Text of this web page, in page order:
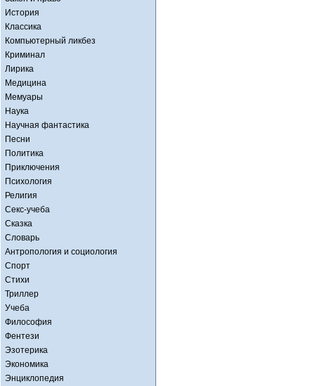
История
Классика
Компьютерный ликбез
Криминал
Лирика
Медицина
Мемуары
Наука
Научная фантастика
Песни
Политика
Приключения
Психология
Религия
Секс-учеба
Сказка
Словарь
Антропология и социология
Спорт
Стихи
Триллер
Учеба
Философия
Фентези
Эзотерика
Экономика
Энциклопедия